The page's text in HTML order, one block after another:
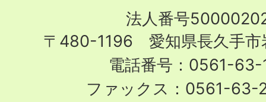
City
法人番号
〒480-1196 愛知県長久手市
電話番号：0561-63-
ファックス：0561-63-